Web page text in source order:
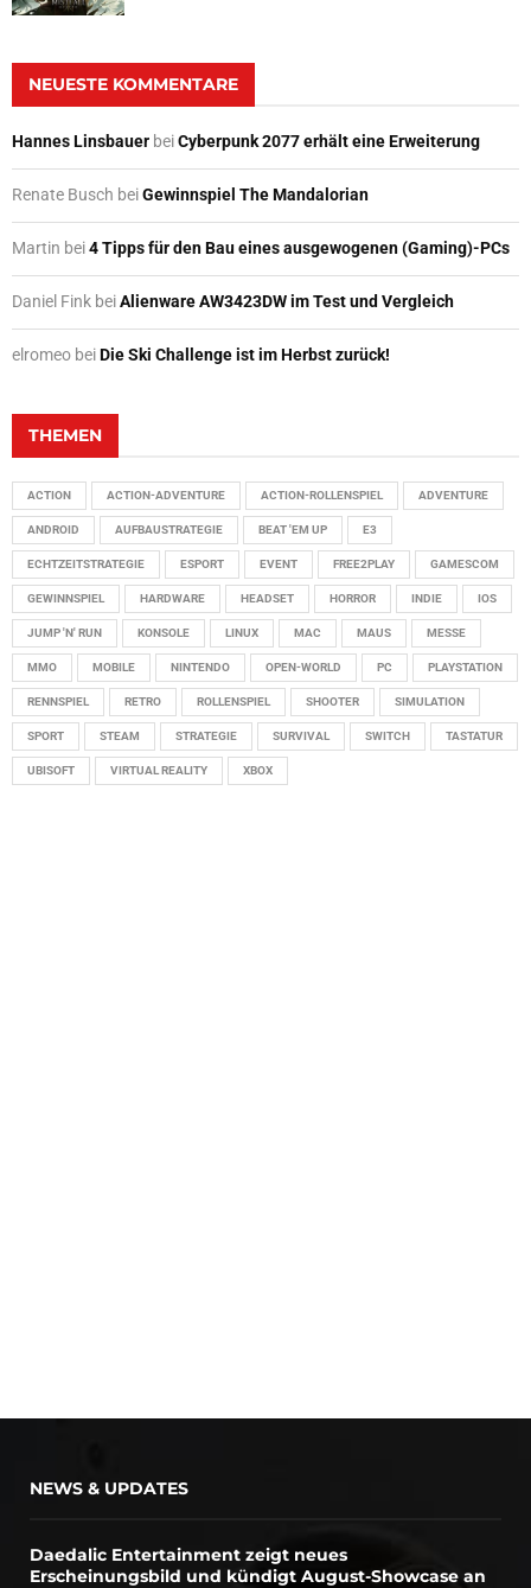
NEUESTE KOMMENTARE
Hannes Linsbauer beiCyberpunk 2077 erhält eine Erweiterung
Renate Busch beiGewinnspiel The Mandalorian
Martin bei4 Tipps für den Bau eines ausgewogenen (Gaming)-PCs
Daniel Fink beiAlienware AW3423DW im Test und Vergleich
elromeo beiDie Ski Challenge ist im Herbst zurück!
THEMEN
ACTION ACTION-ADVENTURE ACTION-ROLLENSPIEL ADVENTURE
ANDROID AUFBAUSTRATEGIE BEAT 'EM UP E3
ECHTZEITSTRATEGIE ESPORT EVENT FREE2PLAY GAMESCOM
GEWINNSPIEL HARDWARE HEADSET HORROR INDIE IOS
JUMP 'N' RUN KONSOLE LINUX MAC MAUS MESSE
MMO MOBILE NINTENDO OPEN-WORLD PC PLAYSTATION
RENNSPIEL RETRO ROLLENSPIEL SHOOTER SIMULATION
SPORT STEAM STRATEGIE SURVIVAL SWITCH TASTATUR
UBISOFT VIRTUAL REALITY XBOX
NEWS & UPDATES
Daedalic Entertainment zeigt neues
Erscheinungsbild und kündigt August-Showcase an